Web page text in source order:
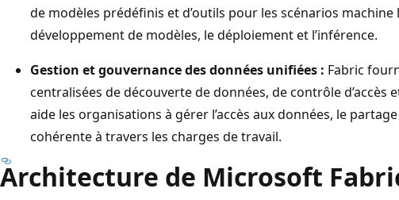
de modèles prédéfinis et d’outils pour les scénarios
développement de modèles, le déploiement et l’inférence.
Gestion et gouvernance des données unifiées : Fabric
centralisées de découverte de données, de contrôle d’accès
aide les organisations à gérer l’accès aux données, le
cohérente à travers les charges de travail.
Architecture de Microsoft